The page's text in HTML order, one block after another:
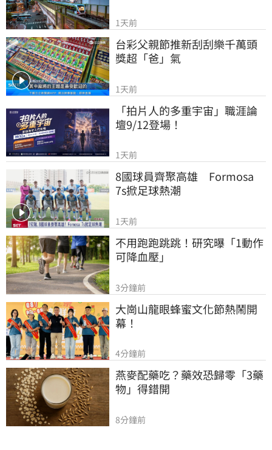
1天前
台彩父親節推新刮刮樂千萬頭
獎超「爸」氣
1天前
「拍片人的多重宇宙」職涯論
壇9/12登場！
1天前
8國球員齊聚高雄　Formosa
7s掀足球熱潮
1天前
不用跑跑跳跳！研究曝「1動作
可降血壓」
3分鐘前
大崗山龍眼蜂蜜文化節熱鬧開
幕！
4分鐘前
燕麥配藥吃？藥效恐歸零「3藥
物」得錯開
8分鐘前